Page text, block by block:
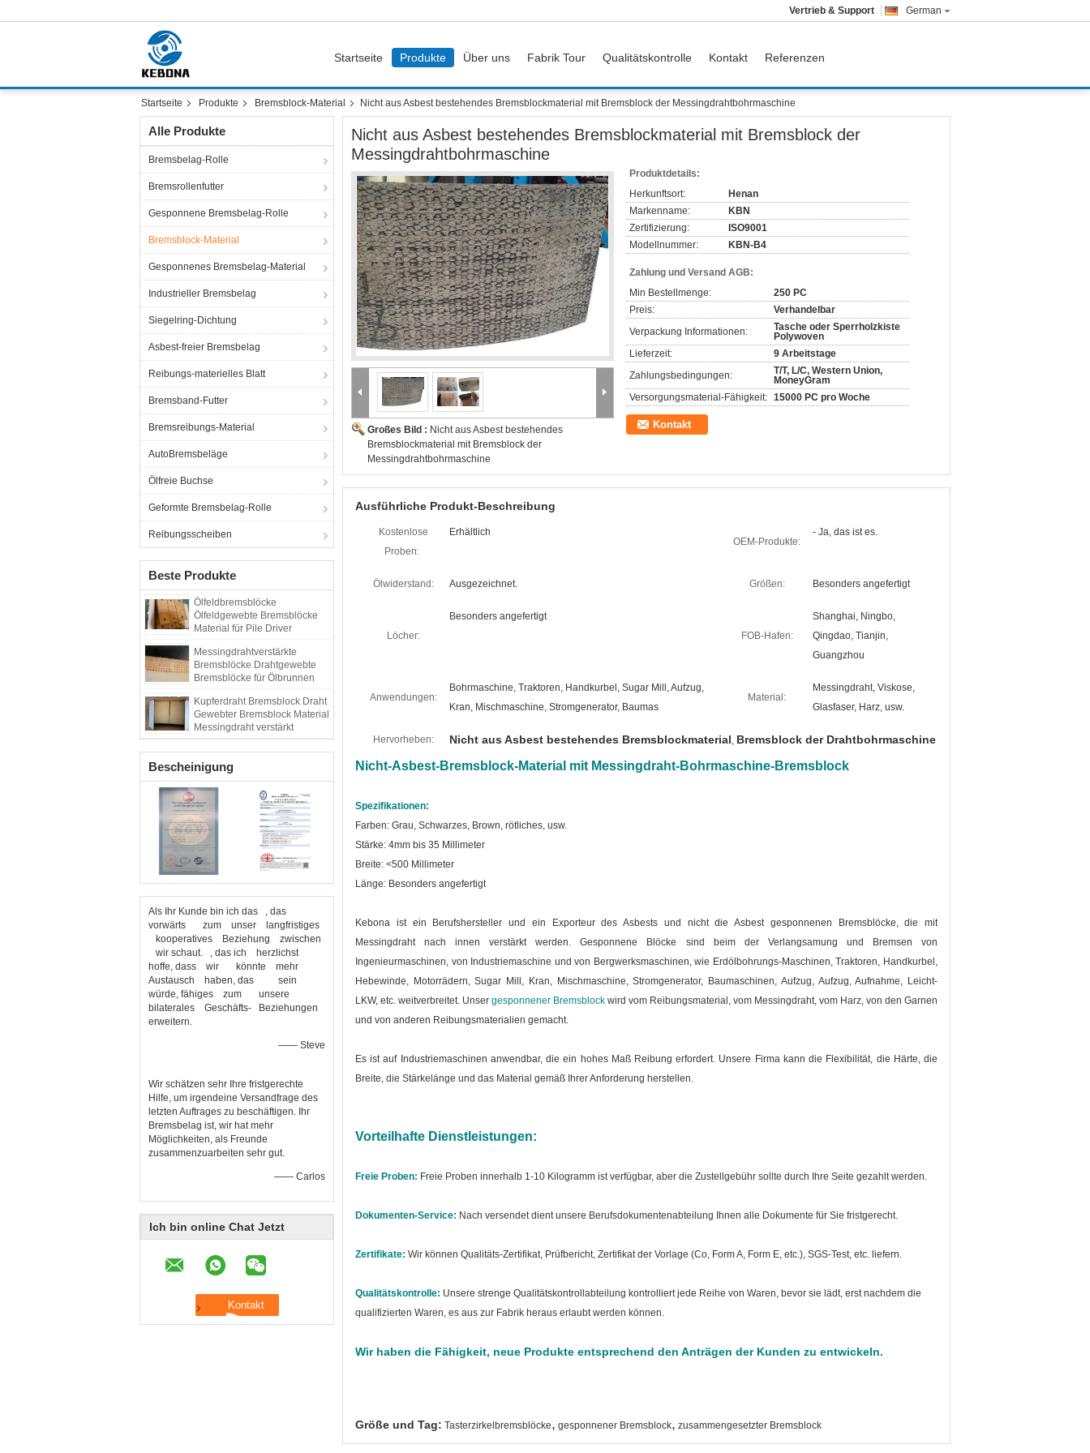
German
Vertrieb & Support
Startseite Produkte Über uns Fabrik Tour Qualitätskontrolle Kontakt Referenzen
Startseite Produkte Bremsblock-Material Nicht aus Asbest bestehendes Bremsblockmaterial mit Bremsblock der Messingdrahtbohrmaschine
Alle Produkte
Bremsbelag-Rolle
Bremsrollenfutter
Gesponnene Bremsbelag-Rolle
Bremsblock-Material
Gesponnenes Bremsbelag-Material
Industrieller Bremsbelag
Siegelring-Dichtung
Asbest-freier Bremsbelag
Reibungs-materielles Blatt
Bremsband-Futter
Bremsreibungs-Material
AutoBremsbeläge
Ölfreie Buchse
Geformte Bremsbelag-Rolle
Reibungsscheiben
Beste Produkte
Ölfeldbremsblöcke
Ölfeldgewebte Bremsblöcke
Material für Pile Driver
Messingdrahtverstärkte
Bremsblöcke Drahtgewebte
Bremsblöcke für Ölbrunnen
Kupferdraht Bremsblock Draht
Gewebter Bremsblock Material
Messingdraht verstärkt
Bescheinigung
Als Ihr Kunde bin ich das , das
vorwärts zum unser langfristiges
kooperatives Beziehung zwischen
wir schaut. , das ich herzlichst
hoffe, dass wir könnte mehr
Austausch haben, das sein
würde, fähiges zum unsere
bilaterales Geschäfts- Beziehungen
erweitern.
—— Steve
Wir schätzen sehr Ihre fristgerechte
Hilfe, um irgendeine Versandfrage des
letzten Auftrages zu beschäftigen. Ihr
Bremsbelag ist, wir hat mehr
Möglichkeiten, als Freunde
zusammenzuarbeiten sehr gut.
—— Carlos
Ich bin online Chat Jetzt
Nicht aus Asbest bestehendes Bremsblockmaterial mit Bremsblock der
Messingdrahtbohrmaschine
Großes Bild : Nicht aus Asbest bestehendes
Bremsblockmaterial mit Bremsblock der
Messingdrahtbohrmaschine
Produktdetails:
Herkunftsort:
Henan
Markenname:
KBN
Zertifizierung:
ISO9001
Modellnummer:
KBN-B4
Zahlung und Versand AGB:
Min Bestellmenge:
250 PC
Preis:
Verhandelbar
Verpackung Informationen:
Tasche oder Sperrholzkiste
Polywoven
Lieferzeit:
9 Arbeitstage
Zahlungsbedingungen:
T/T, L/C, Western Union,
MoneyGram
Versorgungsmaterial-Fähigkeit: 15000 PC pro Woche
Kontakt
Ausführliche Produkt-Beschreibung
Kostenlose
Proben:
Erhältlich
OEM-Produkte:
- Ja, das ist es.
Ölwiderstand: Ausgezeichnet. Größen: Besonders angefertigt
Löcher:
Besonders angefertigt
FOB-Hafen:
Shanghai, Ningbo,
Qingdao, Tianjin,
Guangzhou
Anwendungen:
Bohrmaschine, Traktoren, Handkurbel, Sugar Mill, Aufzug,
Kran, Mischmaschine, Stromgenerator, Baumas
Material:
Messingdraht, Viskose,
Glasfaser, Harz, usw.
Hervorheben: Nicht aus Asbest bestehendes Bremsblockmaterial, Bremsblock der Drahtbohrmaschine
Nicht-Asbest-Bremsblock-Material mit Messingdraht-Bohrmaschine-Bremsblock
Spezifikationen:
Farben: Grau, Schwarzes, Brown, rötliches, usw.
Stärke: 4mm bis 35 Millimeter
Breite: <500 Millimeter
Länge: Besonders angefertigt
Kebona ist ein Berufshersteller und ein Exporteur des Asbests und nicht die Asbest gesponnenen Bremsblöcke, die mit
Messingdraht nach innen verstärkt werden. Gesponnene Blöcke sind beim der Verlangsamung und Bremsen von
Ingenieurmaschinen, von Industriemaschine und von Bergwerksmaschinen, wie Erdölbohrungs-Maschinen, Traktoren, Handkurbel,
Hebewinde, Motorrädern, Sugar Mill, Kran, Mischmaschine, Stromgenerator, Baumaschinen, Aufzug, Aufzug, Aufnahme, Leicht-
LKW, etc. weitverbreitet. Unser gesponnener Bremsblock wird vom Reibungsmaterial, vom Messingdraht, vom Harz, von den Garnen
und von anderen Reibungsmaterialien gemacht.
Es ist auf Industriemaschinen anwendbar, die ein hohes Maß Reibung erfordert. Unsere Firma kann die Flexibilität, die Härte, die
Breite, die Stärkelänge und das Material gemäß Ihrer Anforderung herstellen.
Vorteilhafte Dienstleistungen:
Freie Proben: Freie Proben innerhalb 1-10 Kilogramm ist verfügbar, aber die Zustellgebühr sollte durch Ihre Seite gezahlt werden.
Dokumenten-Service: Nach versendet dient unsere Berufsdokumentenabteilung Ihnen alle Dokumente für Sie fristgerecht.
Zertifikate: Wir können Qualitäts-Zertifikat, Prüfbericht, Zertifikat der Vorlage (Co, Form A, Form E, etc.), SGS-Test, etc. liefern.
Qualitätskontrolle: Unsere strenge Qualitätskontrollabteilung kontrolliert jede Reihe von Waren, bevor sie lädt, erst nachdem die
qualifizierten Waren, es aus zur Fabrik heraus erlaubt werden können.
Wir haben die Fähigkeit, neue Produkte entsprechend den Anträgen der Kunden zu entwickeln.
Größe und Tag: Tasterzirkelbremsblöcke, gesponnener Bremsblock, zusammengesetzter Bremsblock